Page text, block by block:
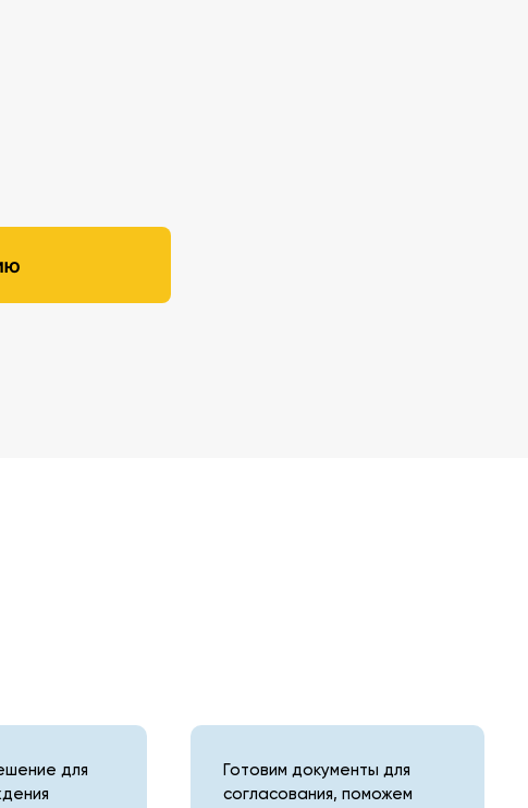
для
Готовим документы для
согласования, поможем